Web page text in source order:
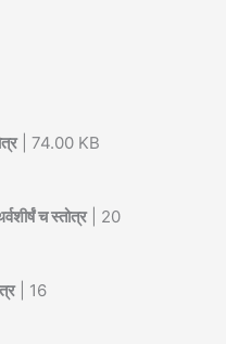
| 74.00 KB
च स्तोत्र| 20
| 16